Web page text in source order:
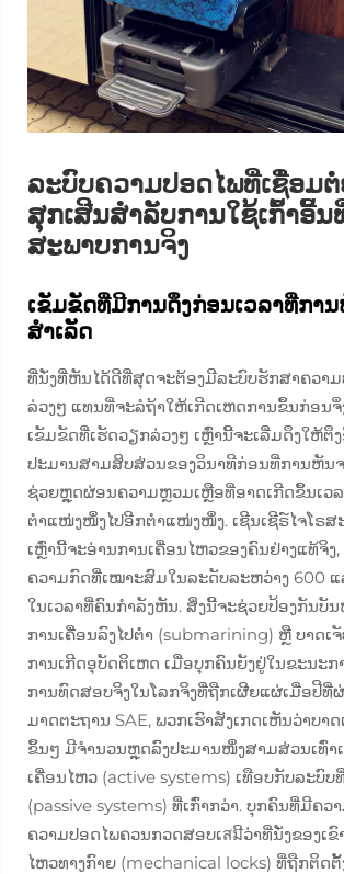
ລະບົບຄວາມປອດໄພທີ່ເຊື່ອມຕໍ່
ສຸກເສີນສຳລັບການໃຊ້ເກົ້າອີ້ນ
ສະພາບການຈິງ
ເຂັມຂັດທີ່ມີການດຶງກ່ອນເວລາທີ່ກາ
ສຳເລັດ
ທີ່ນັ່ງທີ່ຫັນໄດ້ດີທີ່ສຸດຈະຕ້ອງມີລະບົບຮັກສາຄວາ
ລ່ວງໆ ແທນທີ່ຈະລໍຖ້າໃຫ້ເກີດເຫດການຂຶ້ນກ່ອນຈຶ່
ເຂັມຂັດທີ່ເຮັດວຽກລ່ວງໆ ເຫຼົ່ານີ້ຈະເລີ່ມດຶງໃຫ້ຕຶ
ປະມານສາມສິບສ່ວນຂອງວິນາທີກ່ອນທີ່ການຫັນ
ຊ່ວຍຫຼຸດຜ່ອນຄວາມຫຼວມເຫຼືອທີ່ອາດເກີດຂຶ້ນເວ
ຕຳແໜ່ງໜຶ່ງໄປອີກຕຳແໜ່ງໜຶ່ງ. ເຊີນເຊີຣ໌ໄຈໂຣສ
ເຫຼົ່ານີ້ຈະອ່ານການເຄື່ອນໄຫວຂອງຄົນຢ່າງແທ້ຈິງ
ຄວາມກົດທີ່ເໝາະສົມໃນລະດັບລະຫວ່າງ 600
ໃນເວລາທີ່ຄົນກຳລັງຫັນ. ສິ່ງນີ້ຈະຊ່ວຍປ້ອງກັນບັນ
ການເຄື່ອນລົງໄປຕ່ຳ (submarining) ຫຼື ບາດເ
ການເກີດອຸບັດຕິເຫດ ເມື່ອບຸກຄົນຍັງຢູ່ໃນຂະນະກ
ການທົດສອບຈິງໃນໂລກຈິງທີ່ຖືກເຜີຍແຜ່ເມື່ອປີທີ່
ມາດຕະຖານ SAE, ພວກເຮົາສັງເກດເຫັນວ່າບາ
ຂຶ້ນໆ ມີຈຳນວນຫຼຸດລົງປະມານໜຶ່ງສາມສ່ວນເທົ່າ
ເຄື່ອນໄຫວ (active systems) ເທືອບກັບລະບົບ
(passive systems) ທີ່ເກົ່າກວ່າ. ບຸກຄົນທີ່ມີຄວ
ຄວາມປອດໄພຄວນກວດສອບເสมີວ່າທີ່ນັ່ງຂອງເຂົ
ໄຫວທາງກົາຍ (mechanical locks) ທີ່ຖືກຕິດຕັ້